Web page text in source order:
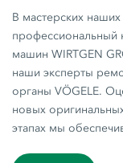
В мастерских
профессиональный
машин WIRTGEN
наши эксперты
органы VÖGELE.
новых
этапах мы